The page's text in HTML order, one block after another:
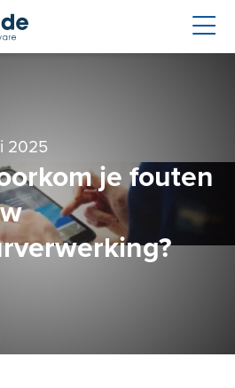
2025
je fouten